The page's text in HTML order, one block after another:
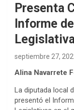
Presenta
Informe
septiembre 27,
Alina Navarrete
La diputada local
presentó el